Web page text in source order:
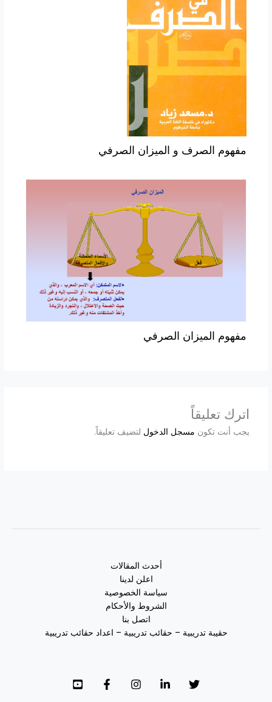
مفهوم الصرف و الميزان الصرفي
مفهوم الميزان الصرفي
اترك تعليقاً
يجب أنت تكون مسجل الدخول لتضيف تعليقاً.
أحدث المقالات
اعلن لدينا
سياسة الخصوصية
الشروط والأحكام
اتصل بنا
حقيبة تدريبية – حقائب تدريبية – اعداد حقائب تدريبية